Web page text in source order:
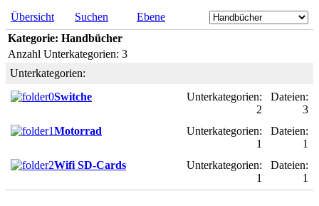
Übersicht Suchen
Ebene
Kategorie: Handbücher
Anzahl Unterkategorien: 3
Unterkategorien:
Switche
Unterkategorien:
2
Dateien:
3
Motorrad
Unterkategorien:
1
Dateien:
1
Wifi SD-Cards
Unterkategorien:
1
Dateien:
1